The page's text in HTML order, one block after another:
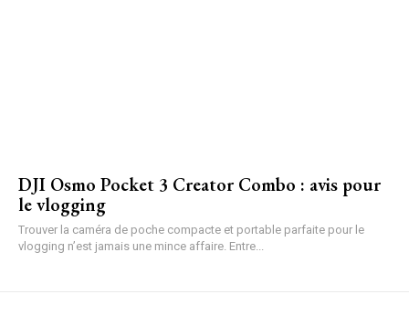
DJI Osmo Pocket 3 Creator Combo : avis pour
le vlogging
Trouver la caméra de poche compacte et portable parfaite pour le
vlogging n’est jamais une mince affaire. Entre...